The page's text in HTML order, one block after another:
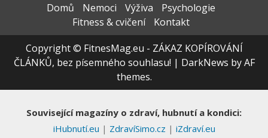
Domů Nemoci Výživa
Psychologie
Fitness & cvičení
Kontakt
Copyright © FitnesMag.eu - ZÁKAZ KOPÍROVÁNÍ
ČLÁNKŮ, bez písemného souhlasu! | DarkNews by AF
themes.
Související magazíny o zdraví, hubnutí a kondici:
iHubnutí.eu | ZdravíSimo.cz | iZdraví.eu